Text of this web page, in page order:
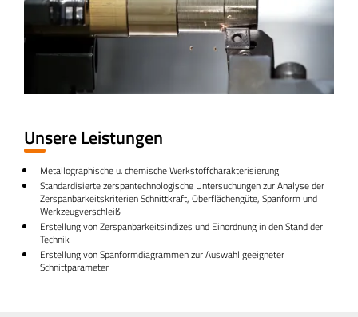
Unsere Leistungen
Metallographische u. chemische Werkstoffcharakterisierung​
Standardisierte zerspantechnologische Untersuchungen zur Analyse der
Zerspanbarkeitskriterien Schnittkraft, Oberflächengüte, Spanform und
Werkzeugverschleiß​
Erstellung von Zerspanbarkeitsindizes und Einordnung in den Stand der
Technik​
Erstellung von Spanformdiagrammen zur Auswahl geeigneter
Schnittparameter